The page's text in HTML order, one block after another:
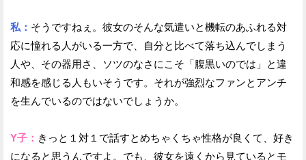
私： そうですねぇ。彼女のそんな気遣いと機転のあふれる対
応に憧れる人がいる一方で、自分と比べて落ち込んでしまう
人や、その器用さ、ソツのなさにこそ「腹黒いのでは」と違
和感を感じる人もいそうです。それが強烈なファンとアンチ
を生んでいるのではないでしょうか。
Y子： きっと１対１で話すとめちゃくちゃ性格が良くて、好き
になると思うんですよ。でも、彼女を遠くから見ているとモ